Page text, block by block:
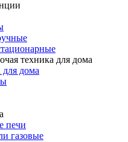
техника для дома
для дома
печи
газовые